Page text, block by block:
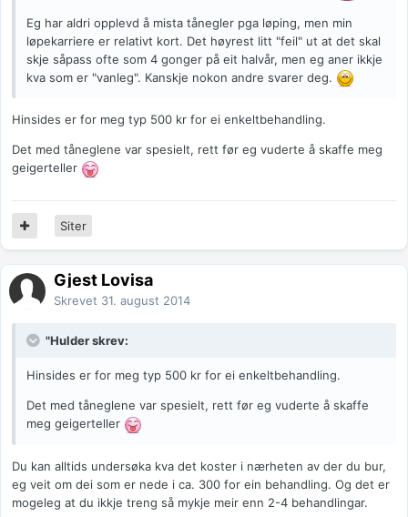
Eg har aldri opplevd å mista tånegler pga løping, men min
løpekarriere er relativt kort. Det høyrest litt "feil" ut at det skal
skje såpass ofte som 4 gonger på eit halvår, men eg aner ikkje
kva som er "vanleg". Kanskje nokon andre svarer deg.
Hinsides er for meg typ 500 kr for ei enkeltbehandling.
Det med tåneglene var spesielt, rett før eg vuderte å skaffe meg
geigerteller
Siter
Gjest Lovisa
Skrevet 31. august 2014
"Hulder skrev:
Hinsides er for meg typ 500 kr for ei enkeltbehandling.
Det med tåneglene var spesielt, rett før eg vuderte å skaffe
meg geigerteller
Du kan alltids undersøka kva det koster i nærheten av der du bur,
eg veit om dei som er nede i ca. 300 for ein behandling. Og det er
mogeleg at du ikkje treng så mykje meir enn 2-4 behandlingar.